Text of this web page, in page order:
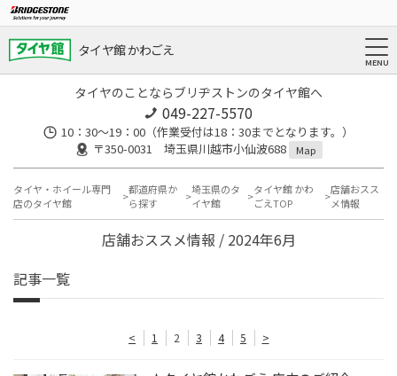
タイヤ館 かわごえ
タイヤのことならブリヂストンのタイヤ館へ
049-227-5570
10：30～19：00（作業受付は18：30までとなります。）
〒350-0031 埼玉県川越市小仙波688
Map
タイヤ・ホイール専門
店のタイヤ館
都道府県か
ら探す
埼玉県のタ
イヤ館
タイヤ館 かわ
ごえTOP
店舗おスス
メ情報
店舗おススメ情報 / 2024年6月
記事一覧
< 1 2 3 4 5 >